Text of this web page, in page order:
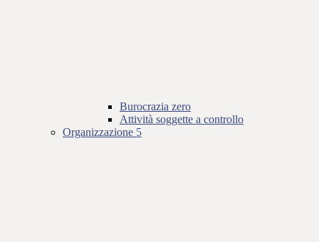
Burocrazia zero
Attività soggette a controllo
Organizzazione 5